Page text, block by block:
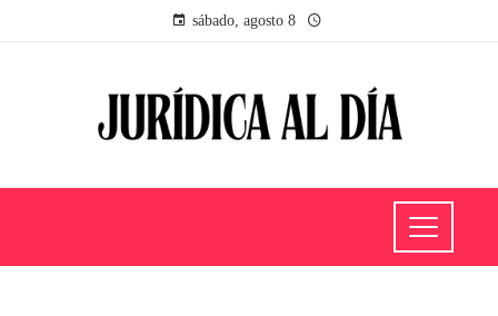
sábado, agosto 8